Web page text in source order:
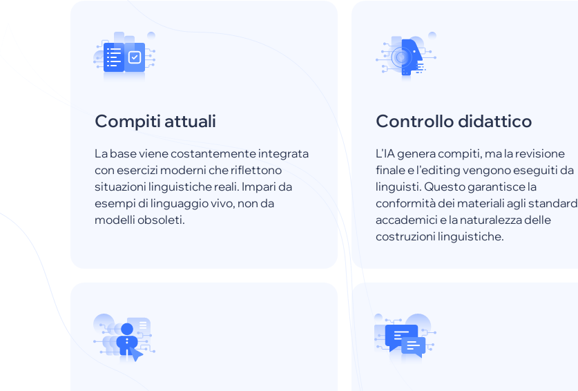
Compiti attuali
La base viene costantemente integrata
con esercizi moderni che riflettono
situazioni linguistiche reali. Impari da
esempi di linguaggio vivo, non da
modelli obsoleti.
Controllo didattico
L'IA genera compiti, ma la revisione
finale e l'editing vengono eseguiti da
linguisti. Questo garantisce la
conformità dei materiali agli standard
accademici e la naturalezza delle
costruzioni linguistiche.